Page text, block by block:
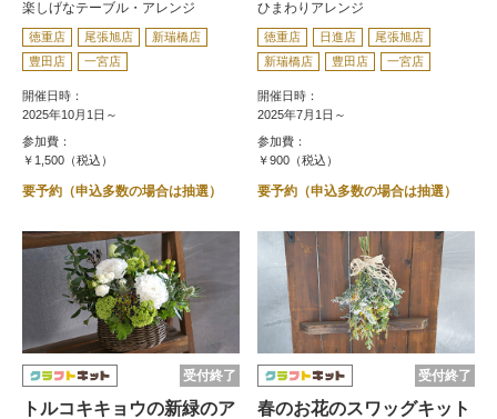
楽しげなテーブル・アレンジ
徳重店 尾張旭店
新瑞橋店
豊田店
一宮店
開催日時：
2025年10月1日～
参加費：
￥1,500（税込）
要予約（申込多数の場合は抽選）
ひまわりアレンジ
徳重店 日進店
尾張旭店
新瑞橋店
豊田店 一宮店
開催日時：
2025年7月1日～
参加費：
￥900（税込）
要予約（申込多数の場合は抽選）
受付終了
トルコキキョウの新緑のア
受付終了
春のお花のスワッグキット